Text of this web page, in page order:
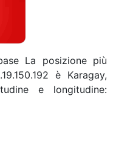
La posizione più
è Karagay,
e longitudine: